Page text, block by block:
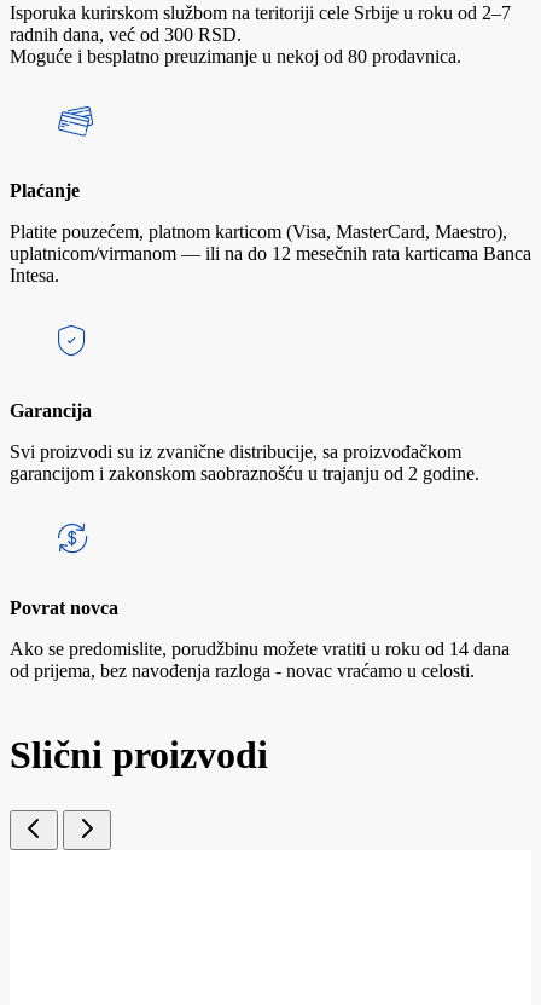
Isporuka kurirskom službom na teritoriji cele Srbije u roku od 2–7
radnih dana, već od 300 RSD.
Moguće i besplatno preuzimanje u nekoj od 80 prodavnica.
Plaćanje
Platite pouzećem, platnom karticom (Visa, MasterCard, Maestro),
uplatnicom/virmanom — ili na do 12 mesečnih rata karticama Banca
Intesa.
Garancija
Svi proizvodi su iz zvanične distribucije, sa proizvođačkom
garancijom i zakonskom saobraznošću u trajanju od 2 godine.
Povrat novca
Ako se predomislite, porudžbinu možete vratiti u roku od 14 dana
od prijema, bez navođenja razloga - novac vraćamo u celosti.
Slični proizvodi